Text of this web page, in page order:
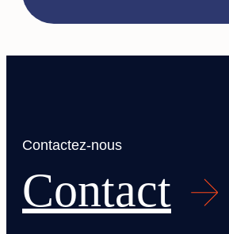
Contactez-nous
Contact